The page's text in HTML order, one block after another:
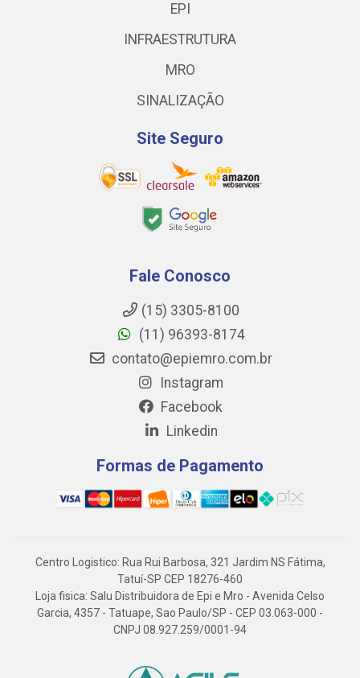
EPI
INFRAESTRUTURA
MRO
SINALIZAÇÃO
Site Seguro
Fale Conosco
(15) 3305-8100
(11) 96393-8174
contato@epiemro.com.br
Instagram
Facebook
Linkedin
Formas de Pagamento
Centro Logistico: Rua Rui Barbosa, 321 Jardim NS Fátima,
Tatuí-SP CEP 18276-460
Loja fisica: Salu Distribuidora de Epi e Mro - Avenida Celso
Garcia, 4357 - Tatuape, Sao Paulo/SP - CEP 03.063-000 -
CNPJ 08.927.259/0001-94